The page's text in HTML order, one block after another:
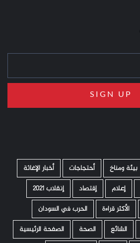
­ بيئة ومناخ أحتجاجات
أخبار الإغاثة
إعلام إقتصاد
إنقلاب 2021
الأكثر قراءة
الحرب في السودان
الشائع الصحة
الصفحة الرئيسية